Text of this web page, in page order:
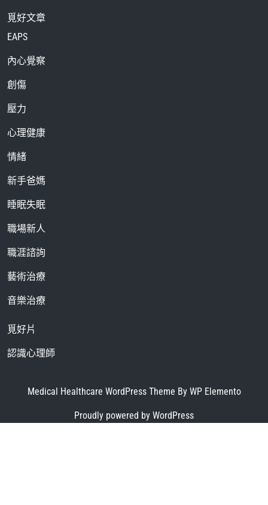
覓好文章
EAPS
內心覺察
創傷
壓力
心理健康
情緒
新手爸媽
睡眠失眠
職場新人
職涯諮詢
藝術治療
音樂治療
覓好片
認識心理師
Medical Healthcare WordPress Theme By WP Elemento
Proudly powered by WordPress